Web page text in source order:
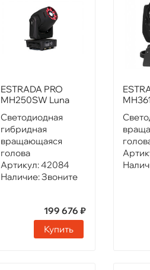
ESTRADA PRO
MH250SW Luna
Светодиодная
гибридная
вращающаяся
голова
Артикул:42084
Наличие:Звоните
199 676 ₽
Купить